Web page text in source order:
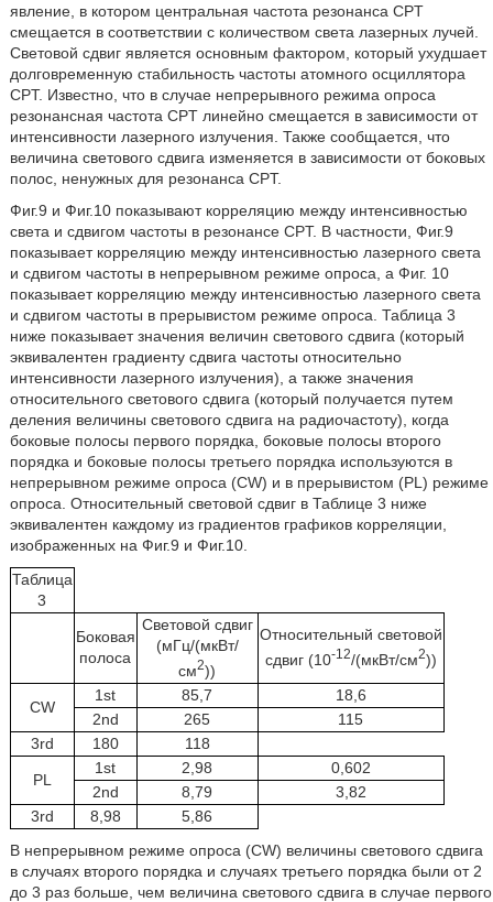
явление, в котором центральная частота резонанса CPT
смещается в соответствии с количеством света лазерных лучей.
Световой сдвиг является основным фактором, который ухудшает
долговременную стабильность частоты атомного осциллятора
CPT. Известно, что в случае непрерывного режима опроса
резонансная частота CPT линейно смещается в зависимости от
интенсивности лазерного излучения. Также сообщается, что
величина светового сдвига изменяется в зависимости от боковых
полос, ненужных для резонанса CPT.
Фиг.9 и Фиг.10 показывают корреляцию между интенсивностью
света и сдвигом частоты в резонансе CPT. В частности, Фиг.9
показывает корреляцию между интенсивностью лазерного света
и сдвигом частоты в непрерывном режиме опроса, а Фиг. 10
показывает корреляцию между интенсивностью лазерного света
и сдвигом частоты в прерывистом режиме опроса. Таблица 3
ниже показывает значения величин светового сдвига (который
эквивалентен градиенту сдвига частоты относительно
интенсивности лазерного излучения), а также значения
относительного светового сдвига (который получается путем
деления величины светового сдвига на радиочастоту), когда
боковые полосы первого порядка, боковые полосы второго
порядка и боковые полосы третьего порядка используются в
непрерывном режиме опроса (CW) и в прерывистом (PL) режиме
опроса. Относительный световой сдвиг в Таблице 3 ниже
эквивалентен каждому из градиентов графиков корреляции,
изображенных на Фиг.9 и Фиг.10.
Таблица
3
Боковая
полоса
Световой сдвиг
(мГц/(мкВт/
см2))
Относительный световой
сдвиг (10-12/(мкВт/см2))
CW
1st 85,7
18,6
2nd
265
115
3rd
180 118
PL
1st 2,98
0,602
2nd
8,79
3,82
3rd
8,98
5,86
В непрерывном режиме опроса (CW) величины светового сдвига
в случаях второго порядка и случаях третьего порядка были от 2
до 3 раз больше, чем величина светового сдвига в случае первого